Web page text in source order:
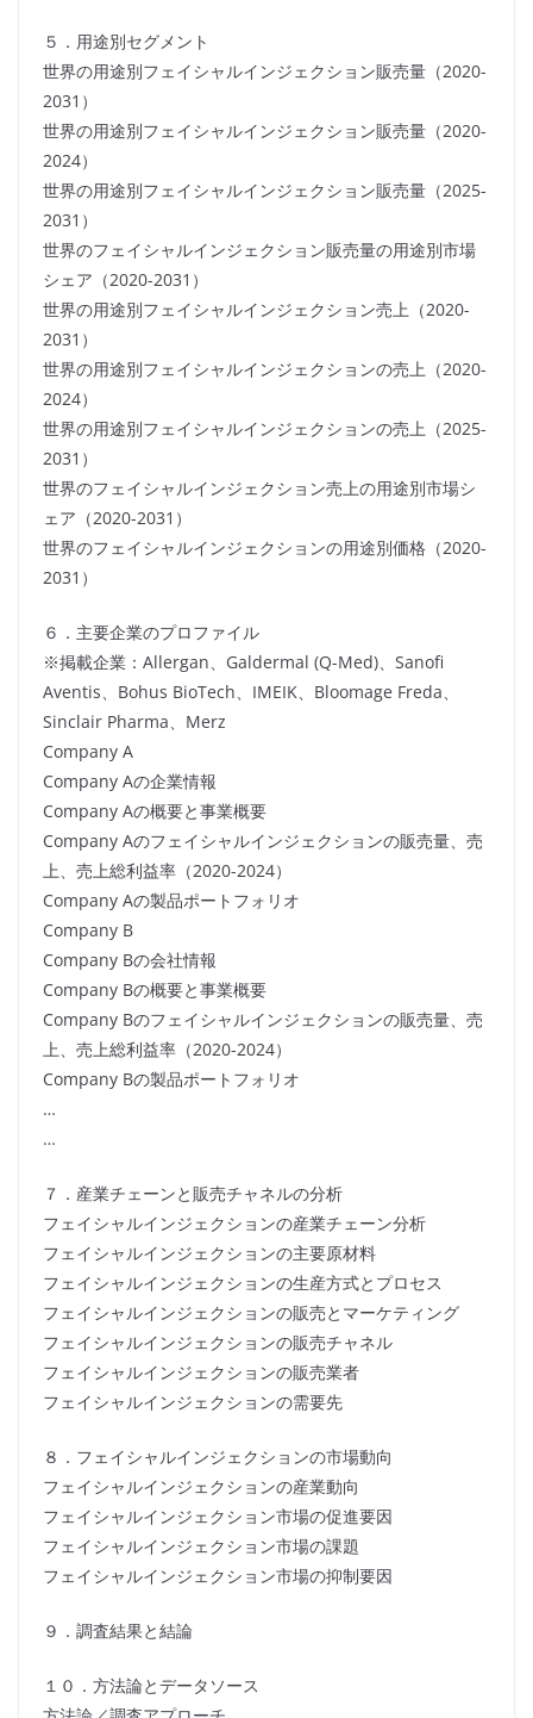
５．用途別セグメント
世界の用途別フェイシャルインジェクション販売量（2020-
2031）
世界の用途別フェイシャルインジェクション販売量（2020-
2024）
世界の用途別フェイシャルインジェクション販売量（2025-
2031）
世界のフェイシャルインジェクション販売量の用途別市場
シェア（2020-2031）
世界の用途別フェイシャルインジェクション売上（2020-
2031）
世界の用途別フェイシャルインジェクションの売上（2020-
2024）
世界の用途別フェイシャルインジェクションの売上（2025-
2031）
世界のフェイシャルインジェクション売上の用途別市場シ
ェア（2020-2031）
世界のフェイシャルインジェクションの用途別価格（2020-
2031）
６．主要企業のプロファイル
※掲載企業：Allergan、Galdermal (Q-Med)、Sanofi
Aventis、Bohus BioTech、IMEIK、Bloomage Freda、
Sinclair Pharma、Merz
Company A
Company Aの企業情報
Company Aの概要と事業概要
Company Aのフェイシャルインジェクションの販売量、売
上、売上総利益率（2020-2024）
Company Aの製品ポートフォリオ
Company B
Company Bの会社情報
Company Bの概要と事業概要
Company Bのフェイシャルインジェクションの販売量、売
上、売上総利益率（2020-2024）
Company Bの製品ポートフォリオ
…
…
７．産業チェーンと販売チャネルの分析
フェイシャルインジェクションの産業チェーン分析
フェイシャルインジェクションの主要原材料
フェイシャルインジェクションの生産方式とプロセス
フェイシャルインジェクションの販売とマーケティング
フェイシャルインジェクションの販売チャネル
フェイシャルインジェクションの販売業者
フェイシャルインジェクションの需要先
８．フェイシャルインジェクションの市場動向
フェイシャルインジェクションの産業動向
フェイシャルインジェクション市場の促進要因
フェイシャルインジェクション市場の課題
フェイシャルインジェクション市場の抑制要因
９．調査結果と結論
１０．方法論とデータソース